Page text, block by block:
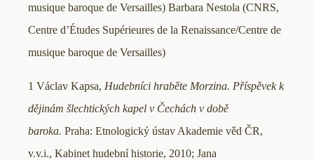
musique baroque de Versailles) Barbara Nestola (CNRS,
Centre d’Études Supérieures de la Renaissance/Centre de
musique baroque de Versailles)
1 Václav Kapsa, Hudebníci hraběte Morzina. Příspěvek k
dějinám šlechtických kapel v Čechách v době
baroka. Praha: Etnologický ústav Akademie věd ČR,
v.v.i., Kabinet hudební historie, 2010; Jana